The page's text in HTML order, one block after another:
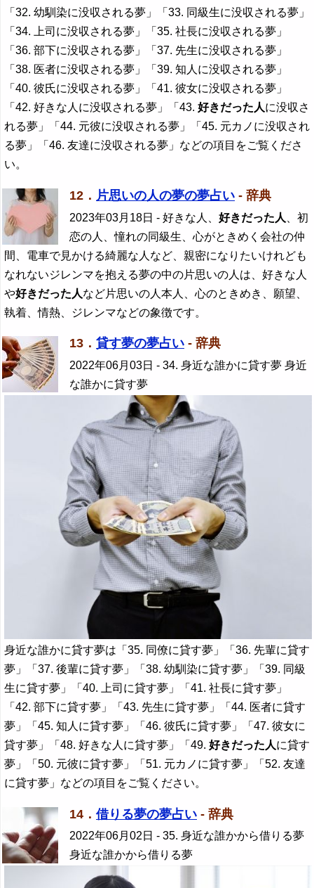
「32. 幼馴染に没収される夢」「33. 同級生に没収される夢」
「34. 上司に没収される夢」「35. 社長に没収される夢」
「36. 部下に没収される夢」「37. 先生に没収される夢」
「38. 医者に没収される夢」「39. 知人に没収される夢」
「40. 彼氏に没収される夢」「41. 彼女に没収される夢」
「42. 好きな人に没収される夢」「43.好きだった人に没収さ
れる夢」「44. 元彼に没収される夢」「45. 元カノに没収され
る夢」「46. 友達に没収される夢」などの項目をご覧くださ
い。
12． 片思いの人の夢の夢占い - 辞典
2023年03月18日 - 好きな人、 好きだった人
、初
恋の人、憧れの同級生、心がときめく会社の仲
間、電車で見かける綺麗な人など、親密になりたいけれども
なれないジレンマを抱える夢の中の片思いの人は、好きな人
や好きだった人など片思いの人本人、心のときめき、願望、
執着、情熱、ジレンマなどの象徴です。
13． 貸す夢の夢占い - 辞典
2022年06月03日 - 34. 身近な誰かに貸す夢 身近
な誰かに貸す夢
身近な誰かに貸す夢は「35. 同僚に貸す夢」「36. 先輩に貸す
夢」「37. 後輩に貸す夢」「38. 幼馴染に貸す夢」「39. 同級
生に貸す夢」「40. 上司に貸す夢」「41. 社長に貸す夢」
「42. 部下に貸す夢」「43. 先生に貸す夢」「44. 医者に貸す
夢」「45. 知人に貸す夢」「46. 彼氏に貸す夢」「47. 彼女に
貸す夢」「48. 好きな人に貸す夢」「49.好きだった人に貸す
夢」「50. 元彼に貸す夢」「51. 元カノに貸す夢」「52. 友達
に貸す夢」などの項目をご覧ください。
14． 借りる夢の夢占い - 辞典
2022年06月02日 - 35. 身近な誰かから借りる夢
身近な誰かから借りる夢